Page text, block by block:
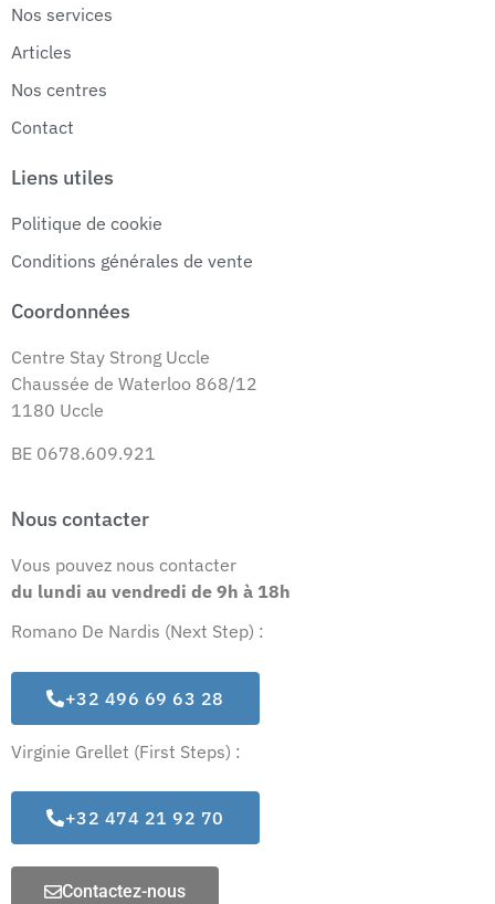
Nos services
Articles
Nos centres
Contact
Liens utiles
Politique de cookie
Conditions générales de vente
Coordonnées
Centre Stay Strong Uccle
Chaussée de Waterloo 868/12
1180 Uccle
BE 0678.609.921
Nous contacter
Vous pouvez nous contacter
du lundi au vendredi de 9h à 18h
Romano De Nardis (Next Step) :
+32 496 69 63 28
Virginie Grellet (First Steps) :
+32 474 21 92 70
Contactez-nous